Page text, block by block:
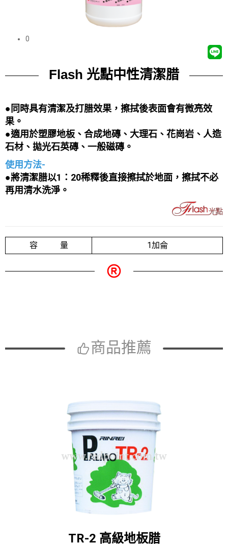
0
Flash 光點中性清潔腊
●同時具有清潔及打腊效果，擦拭後表面會有微亮效
果。
●適用於塑膠地板、合成地磚、大理石、花崗岩、人造
石材、拋光石英磚、一般磁磚 。
使用方法-
●將清潔腊以1：20稀釋後直接擦拭於地面，擦拭不必
再用清水洗淨。
容 量 1加侖
商品推薦
TR-2 高級地板腊